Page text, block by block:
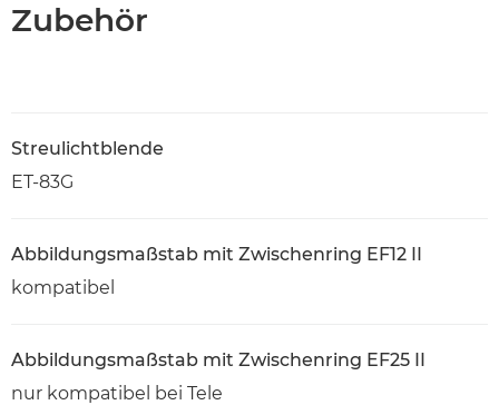
Zubehör
Streulichtblende
ET-83G
Abbildungsmaßstab mit Zwischenring EF12 II
kompatibel
Abbildungsmaßstab mit Zwischenring EF25 II
nur kompatibel bei Tele